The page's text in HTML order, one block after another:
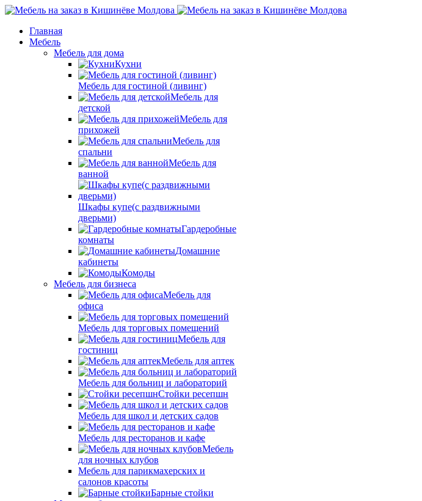
Главная
Мебель
Мебель для дома
Кухни
Мебель для гостиной (ливинг)
Мебель для
детской
Мебель для
прихожей
Мебель для
спальни
Мебель для
ванной
Шкафы купе(с раздвижными
дверьми)
Гардеробные
комнаты
Домашние
кабинеты
Комоды
Мебель для бизнеса
Мебель для
офиса
Мебель для торговых помещений
Мебель для
гостиниц
Мебель для аптек
Мебель для больниц и лабораторий
Стойки ресепшн
Мебель для школ и детских садов
Мебель для ресторанов и кафе
Мебель
для ночных клубов
Мебель для парикмахерских и
салонов красоты
Барные стойки